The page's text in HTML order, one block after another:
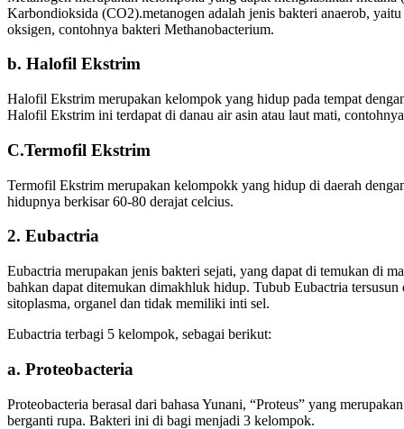
Karbondioksida (CO2).metanogen adalah jenis bakteri anaerob,
oksigen, contohnya bakteri Methanobacterium.
b. Halofil Ekstrim
Halofil Ekstrim merupakan kelompok yang hidup pada tempat
Halofil Ekstrim ini terdapat di danau air asin atau laut mati,
C.Termofil Ekstrim
Termofil Ekstrim merupakan kelompokk yang hidup di daerah
hidupnya berkisar 60-80 derajat celcius.
2. Eubactria
Eubactria merupakan jenis bakteri sejati, yang dapat di temukan di
bahkan dapat ditemukan dimakhluk hidup. Tubub Eubactria
sitoplasma, organel dan tidak memiliki inti sel.
Eubactria terbagi 5 kelompok, sebagai berikut:
a. Proteobacteria
Proteobacteria berasal dari bahasa Yunani, “Proteus” yang
berganti rupa. Bakteri ini di bagi menjadi 3 kelompok.